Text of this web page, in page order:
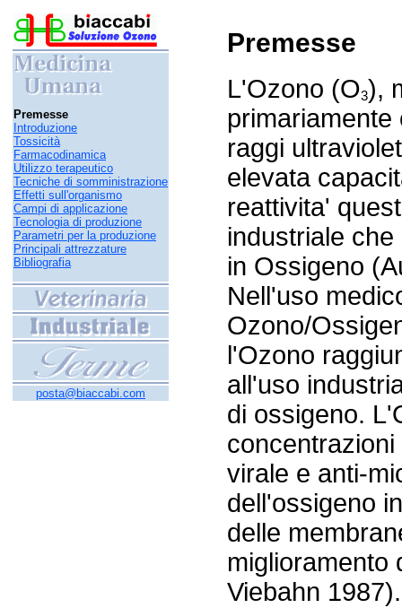
Premesse
Introduzione
Tossicità
Farmacodinamica
Utilizzo terapeutico
Tecniche di somministrazione
Effetti sull'organismo
Campi di applicazione
Tecnologia di produzione
Parametri per la produzione
Principali attrezzature
Bibliografia
posta@biaccabi.com
Premesse
L'Ozono (O3),
raggi
elevata
reattivita'
industriale
in Ossigeno
Nell'uso
Ozono/
l'Ozono
all'uso
di ossigeno.
virale e anti-
dell'ossigeno
delle
miglioramento
Viebahn 1987).